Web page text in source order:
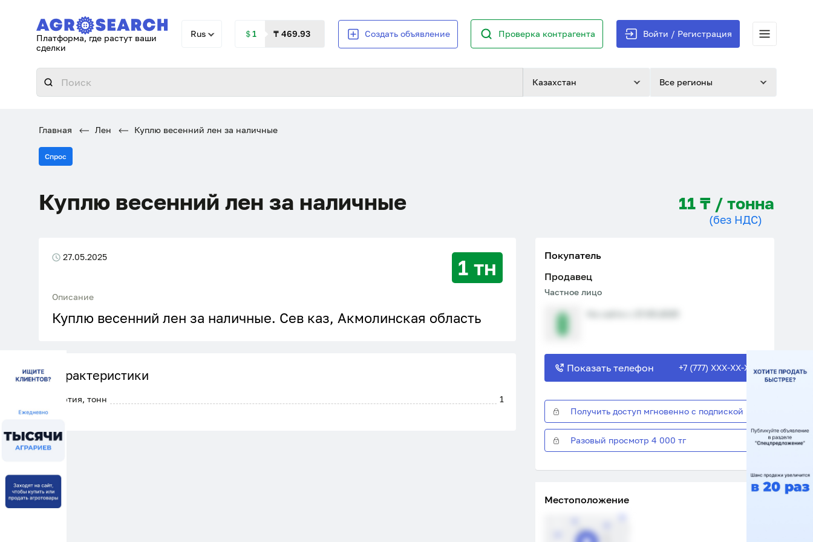
Платформа, где растут ваши
сделки
Rus ＄1 ₸ 469.93 Создать объявление Проверка контрагента Войти / Регистрация
Казахстан Все регионы
Главная Лен Куплю весенний лен за наличные
Спрос
Куплю весенний лен за наличные 11 ₸ / тонна
(без НДС)
27.05.2025 1 тн
Описание
Куплю весенний лен за наличные. Сев каз, Акмолинская область
Характеристики
Партия, тонн 1
Покупатель
Продавец
Частное лицо
Показать телефон +7 (777) XXX-XX-XX
Получить доступ мгновенно с подпиской
Разовый просмотр 4 000 тг
Местоположение